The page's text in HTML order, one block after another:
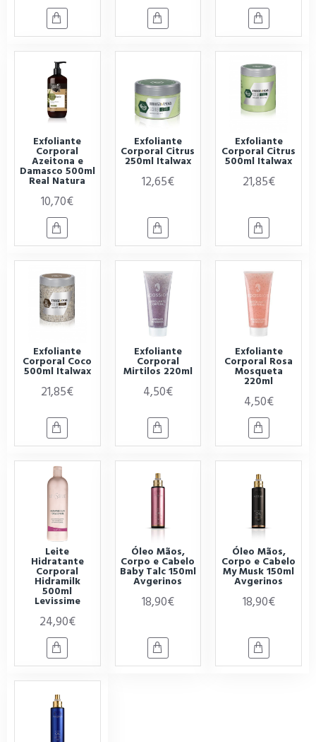
Exfoliante
Corporal
Azeitona e
Damasco 500ml
Real Natura
10,70€
Exfoliante
Corporal Citrus
250ml Italwax
12,65€
Exfoliante
Corporal Citrus
500ml Italwax
21,85€
Exfoliante
Corporal Coco
500ml Italwax
21,85€
Exfoliante
Corporal
Mirtilos 220ml
4,50€
Exfoliante
Corporal Rosa
Mosqueta
220ml
4,50€
Leite
Hidratante
Corporal
Hidramilk
500ml
Levissime
24,90€
Óleo Mãos,
Corpo e Cabelo
Baby Talc 150ml
Avgerinos
18,90€
Óleo Mãos,
Corpo e Cabelo
My Musk 150ml
Avgerinos
18,90€